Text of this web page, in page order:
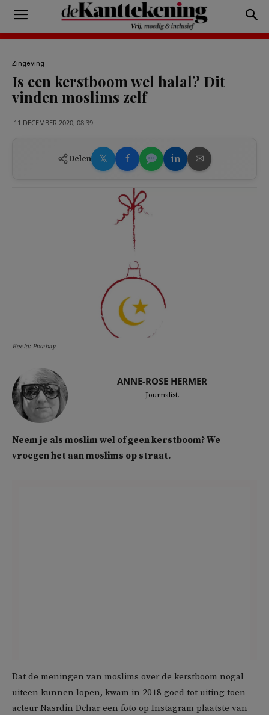
Zingeving
Is een kerstboom wel halal? Dit
vinden moslims zelf
11 DECEMBER 2020, 08:39
Delen 𝕏 f in ✉
Beeld: Pixabay
ANNE-ROSE HERMER
Journalist.
Neem je als moslim wel of geen kerstboom? We
vroegen het aan moslims op straat.
Dat de meningen van moslims over de kerstboom nogal
uiteen kunnen lopen, kwam in 2018 goed tot uiting toen
acteur Nasrdin Dchar een foto op Instagram plaatste van